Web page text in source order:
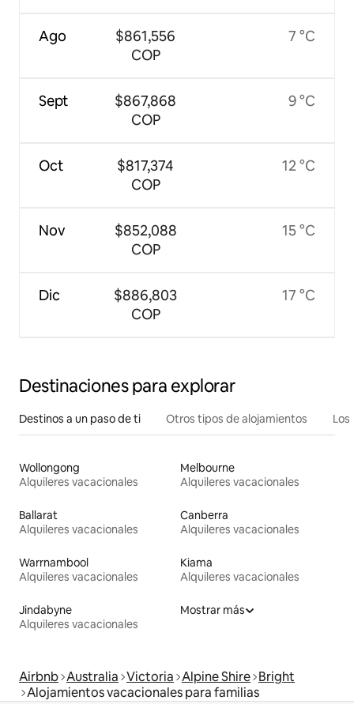
Ago
Sept
Oct
Nov
Dic
$861,556
COP
$867,868
COP
$817,374
COP
$852,088
COP
$886,803
COP
7 °C
9 °C
12 °C
15 °C
17 °C
Destinaciones para explorar
Destinos a un paso de ti Otros tipos de alojamientos
Wollongong
Alquileres vacacionales
Melbourne
Alquileres vacacionales
Ballarat
Alquileres vacacionales
Canberra
Alquileres vacacionales
Warrnambool
Alquileres vacacionales
Kiama
Alquileres vacacionales
Jindabyne
Alquileres vacacionales
Mostrar más
Airbnb Australia Victoria Alpine Shire Bright
Alojamientos vacacionales para familias